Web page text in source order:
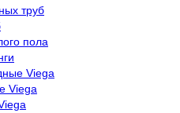
труб
пола
Viega
Viega